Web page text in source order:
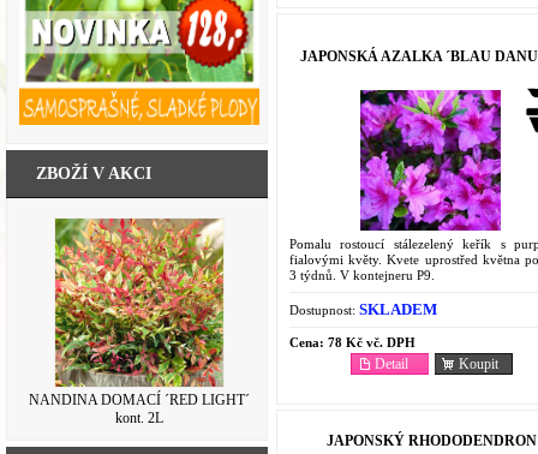
ZBOŽÍ V AKCI
NANDINA DOMACÍ ´RED LIGHT´
kont. 2L
JAPONSKÁ AZALKA ´BLAU
Pomalu rostoucí stálezelený keřík s
fialovými květy. Kvete uprostřed května
3 týdnů. V kontejneru P9.
Dostupnost: SKLADEM
Cena: 78 Kč vč. DPH
Koupit
Detail
JAPONSKÝ RHODODENDRON